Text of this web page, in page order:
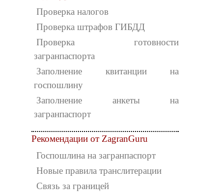
Проверка налогов
Проверка штрафов ГИБДД
Проверка готовности
загранпаспорта
Заполнение квитанции на
госпошлину
Заполнение анкеты на
загранпаспорт
Рекомендации от ZagranGuru
Госпошлина на загранпаспорт
Новые правила транслитерации
Связь за границей